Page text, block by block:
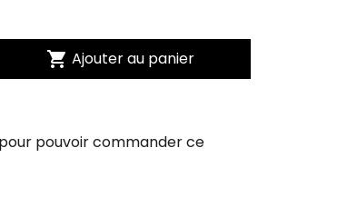
shopping_cart Ajouter au panier
pouvoir commander ce